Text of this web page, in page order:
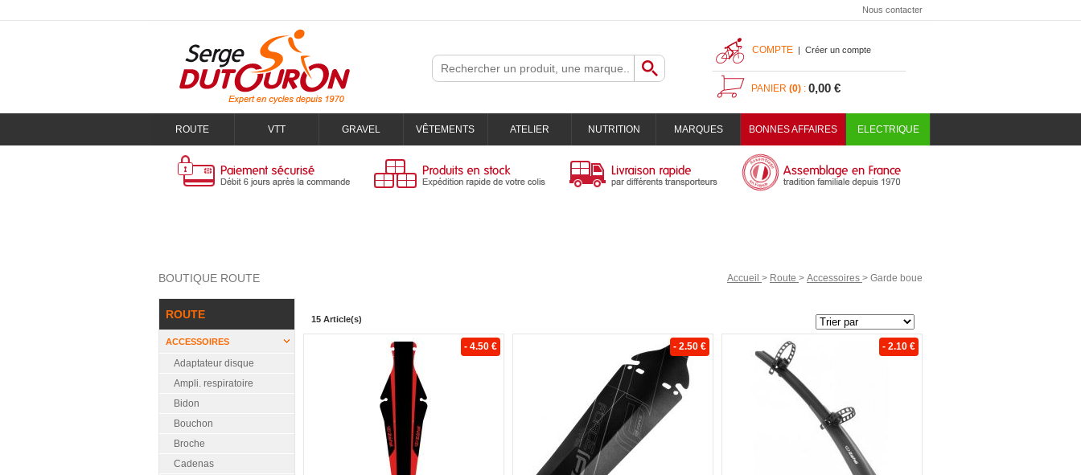
Nous contacter
COMPTE | Créer un compte
PANIER (0) : 0,00 €
ROUTE VTT GRAVEL VÊTEMENTS ATELIER NUTRITION MARQUES BONNES AFFAIRES ELECTRIQUE
BOUTIQUE ROUTE Accueil > Route > Accessoires > Garde boue
ROUTE
ACCESSOIRES
Adaptateur disque
Ampli. respiratoire
Bidon
Bouchon
Broche
Cadenas
15 Article(s)
- 4.50 € - 2.50 € - 2.10 €